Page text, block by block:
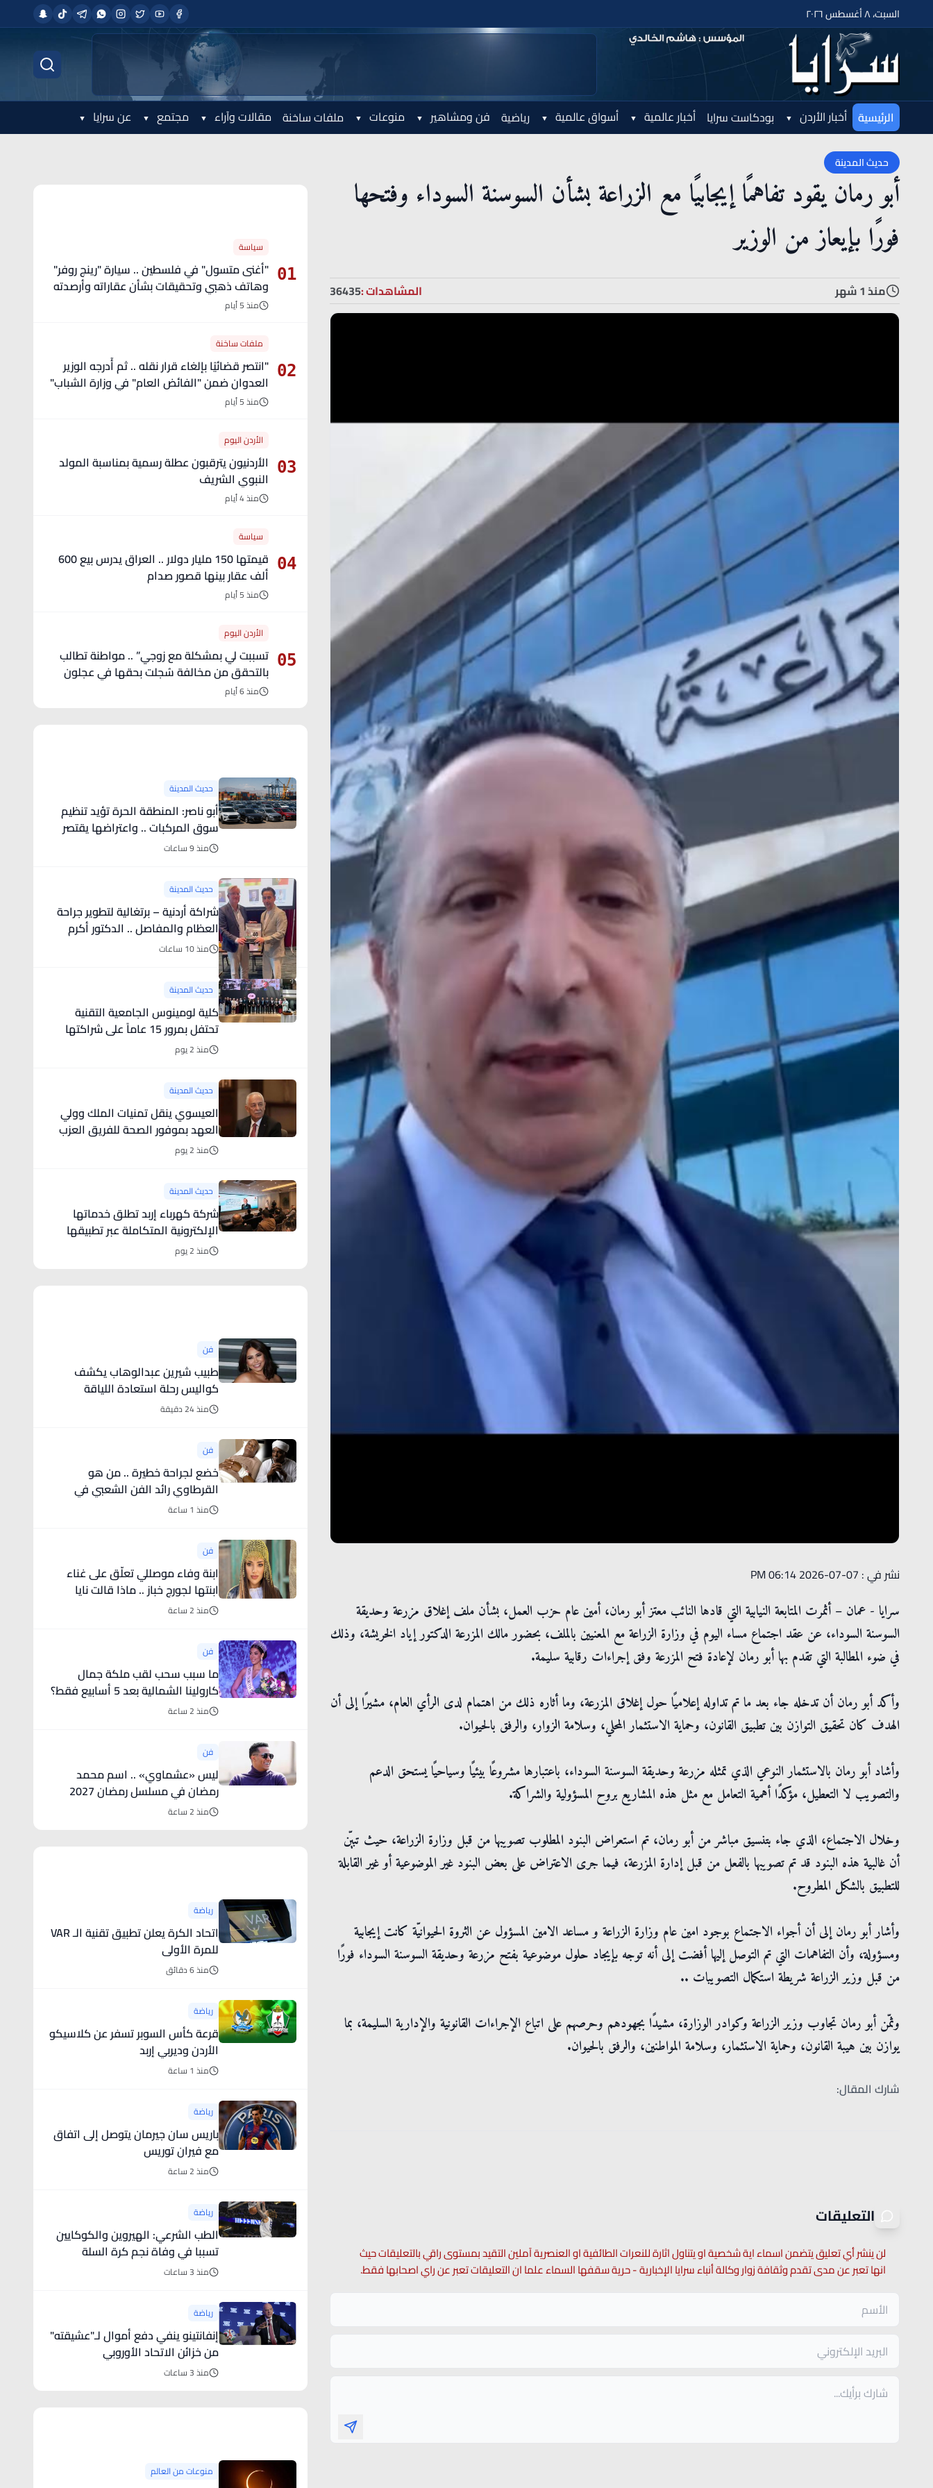
السبت، ٨ أغسطس ٢٠٢٦
الرئيسية أخبار الأردن بودكاست سرايا أخبار عالمية أسواق عالمية رياضية فن ومشاهير منوعات ملفات ساخنة مقالات وآراء مجتمع عن سرايا
حديث المدينة
أبو رمان يقود تفاهمًا إيجابيًا مع الزراعة بشأن السوسنة السوداء وفتحها
فورًا بإيعاز من الوزير
منذ 1 شهر المشاهدات :36435
نشر في : 07-07-2026 06:14 PM
سرايا - عمان – أثمرت المتابعة النيابية التي قادها النائب معتز أبو رمان، أمين عام حزب العمل، بشأن ملف إغلاق مزرعة وحديقة
السوسنة السوداء، عن عقد اجتماع مساء اليوم في وزارة الزراعة مع المعنيين بالملف، بحضور مالك المزرعة الدكتور إياد الخريشة، وذلك
في ضوء المطالبة التي تقدم بها أبو رمان لإعادة فتح المزرعة وفق إجراءات رقابية سليمة.
وأكد أبو رمان أن تدخله جاء بعد ما تم تداوله إعلاميًا حول إغلاق المزرعة، وما أثاره ذلك من اهتمام لدى الرأي العام، مشيرًا إلى أن
الهدف كان تحقيق التوازن بين تطبيق القانون، وحماية الاستثمار المحلي، وسلامة الزوار، والرفق بالحيوان.
وأشاد أبو رمان بالاستثمار النوعي الذي تمثله مزرعة وحديقة السوسنة السوداء، باعتبارها مشروعًا بيئيًا وسياحيًا يستحق الدعم
والتصويب لا التعطيل، مؤكدًا أهمية التعامل مع مثل هذه المشاريع بروح المسؤولية والشراكة.
وخلال الاجتماع، الذي جاء بتنسيق مباشر من أبو رمان، تم استعراض البنود المطلوب تصويبها من قبل وزارة الزراعة، حيث تبيّن
أن غالبية هذه البنود قد تم تصويبها بالفعل من قبل إدارة المزرعة، فيما جرى الاعتراض على بعض البنود غير الموضوعية أو غير القابلة
للتطبيق بالشكل المطروح.
وأشار أبو رمان إلى أن أجواء الاجتماع بوجود امين عام وزارة الزراعة و مساعد الامين المسؤول عن الثروة الحيوانيّة كانت إيجابية
ومسؤولة، وأن التفاهمات التي تم التوصل إليها أفضت إلى أنه توجه بإيجاد حلول موضوعية بفتح مزرعة وحديقة السوسنة السوداء فورًا
من قبل وزير الزراعة شريطة استكمال التصويبات ..
وثمّن أبو رمان تجاوب وزير الزراعة وكوادر الوزارة، مشيدًا بجهودهم وحرصهم على اتباع الإجراءات القانونية والإدارية السليمة، بما
يوازن بين هيبة القانون، وحماية الاستثمار، وسلامة المواطنين، والرفق بالحيوان.
شارك المقال:
التعليقات
لن ينشر أي تعليق يتضمن اسماء اية شخصية او يتناول اثارة للنعرات الطائفية او العنصرية آملين التقيد بمستوى راقي بالتعليقات حيث
انها تعبر عن مدى تقدم وثقافة زوار وكالة أنباء سرايا الإخبارية - حرية سقفها السماء علما ان التعليقات تعبر عن راي اصحابها فقط.
01
سياسة
"أغنى متسول" في فلسطين .. سيارة "رينج روفر"
وهاتف ذهبي وتحقيقات بشأن عقاراته وأرصدته
منذ 5 أيام
02
ملفات ساخنة
"انتصر قضائيًا بإلغاء قرار نقله .. ثم أُدرجه الوزير
العدوان ضمن "الفائض العام" في وزارة الشباب"
- تفاصيل
منذ 5 أيام
03
الأردن اليوم
الأردنيون يترقبون عطلة رسمية بمناسبة المولد
النبوي الشريف
منذ 4 أيام
04
سياسة
قيمتها 150 مليار دولار .. العراق يدرس بيع 600
ألف عقار بينها قصور صدام
منذ 5 أيام
05
الأردن اليوم
تسببت لي بمشكلة مع زوجي” .. مواطنة تطالب
بالتحقق من مخالفة سُجلت بحقها في عجلون
منذ 6 أيام
حديث المدينة
أبو ناصر: المنطقة الحرة تؤيد تنظيم
سوق المركبات .. واعتراضها يقتصر
على حصر المواصفات واستثناء خيارات
منذ 9 ساعات
حديث المدينة
شراكة أردنية – برتغالية لتطوير جراحة
العظام والمفاصل .. الدكتور أكرم
ضيف الله الشوبكي يوقّع مذكرة
منذ 10 ساعات
حديث المدينة
كلية لومينوس الجامعية التقنية
تحتفل بمرور 15 عاماً على شراكتها
منذ 2 يوم
حديث المدينة
العيسوي ينقل تمنيات الملك وولي
العهد بموفور الصحة للفريق العزب
واللواء العبادي
منذ 2 يوم
حديث المدينة
شركة كهرباء إربد تطلق خدماتها
الإلكترونية المتكاملة عبر تطبيقها
الذكي وبالتكامل مع تطبيق “سند”
منذ 2 يوم
فن
طبيب شيرين عبدالوهاب يكشف
كواليس رحلة استعادة اللياقة
منذ 24 دقيقة
فن
خضع لجراحة خطيرة .. من هو
القرطاوي رائد الفن الشعبي في
المغرب؟
منذ 1 ساعة
فن
ابنة وفاء موصللي تعلّق على غناء
ابنتها لجورج خباز .. ماذا قالت نايا
الأندلس؟
منذ 2 ساعة
فن
ما سبب سحب لقب ملكة جمال
كارولينا الشمالية بعد 5 أسابيع فقط؟
منذ 2 ساعة
فن
ليس «عشماوي» .. اسم محمد
رمضان في مسلسل رمضان 2027
منذ 2 ساعة
رياضة
اتحاد الكرة يعلن تطبيق تقنية الـ VAR
للمرة الأولى
منذ 6 دقائق
رياضة
قرعة كأس السوبر تسفر عن كلاسيكو
الأردن وديربي إربد
منذ 1 ساعة
رياضة
باريس سان جيرمان يتوصل إلى اتفاق
مع فيران توريس
منذ 2 ساعة
رياضة
الطب الشرعي: الهيروين والكوكايين
تسببا في وفاة نجم كرة السلة
منذ 3 ساعات
رياضة
إنفانتينو ينفي دفع أموال لـ"عشيقته"
من خزائن الاتحاد الأوروبي
منذ 3 ساعات
منوعات من العالم